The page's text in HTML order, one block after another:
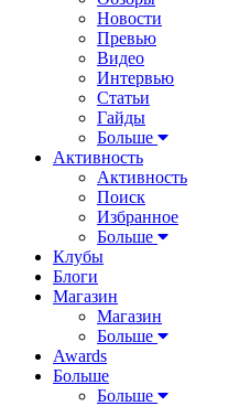
Новости
Превью
Видео
Интервью
Статьи
Гайды
Больше
Активность
Активность
Поиск
Избранное
Больше
Клубы
Блоги
Магазин
Магазин
Больше
Awards
Больше
Больше